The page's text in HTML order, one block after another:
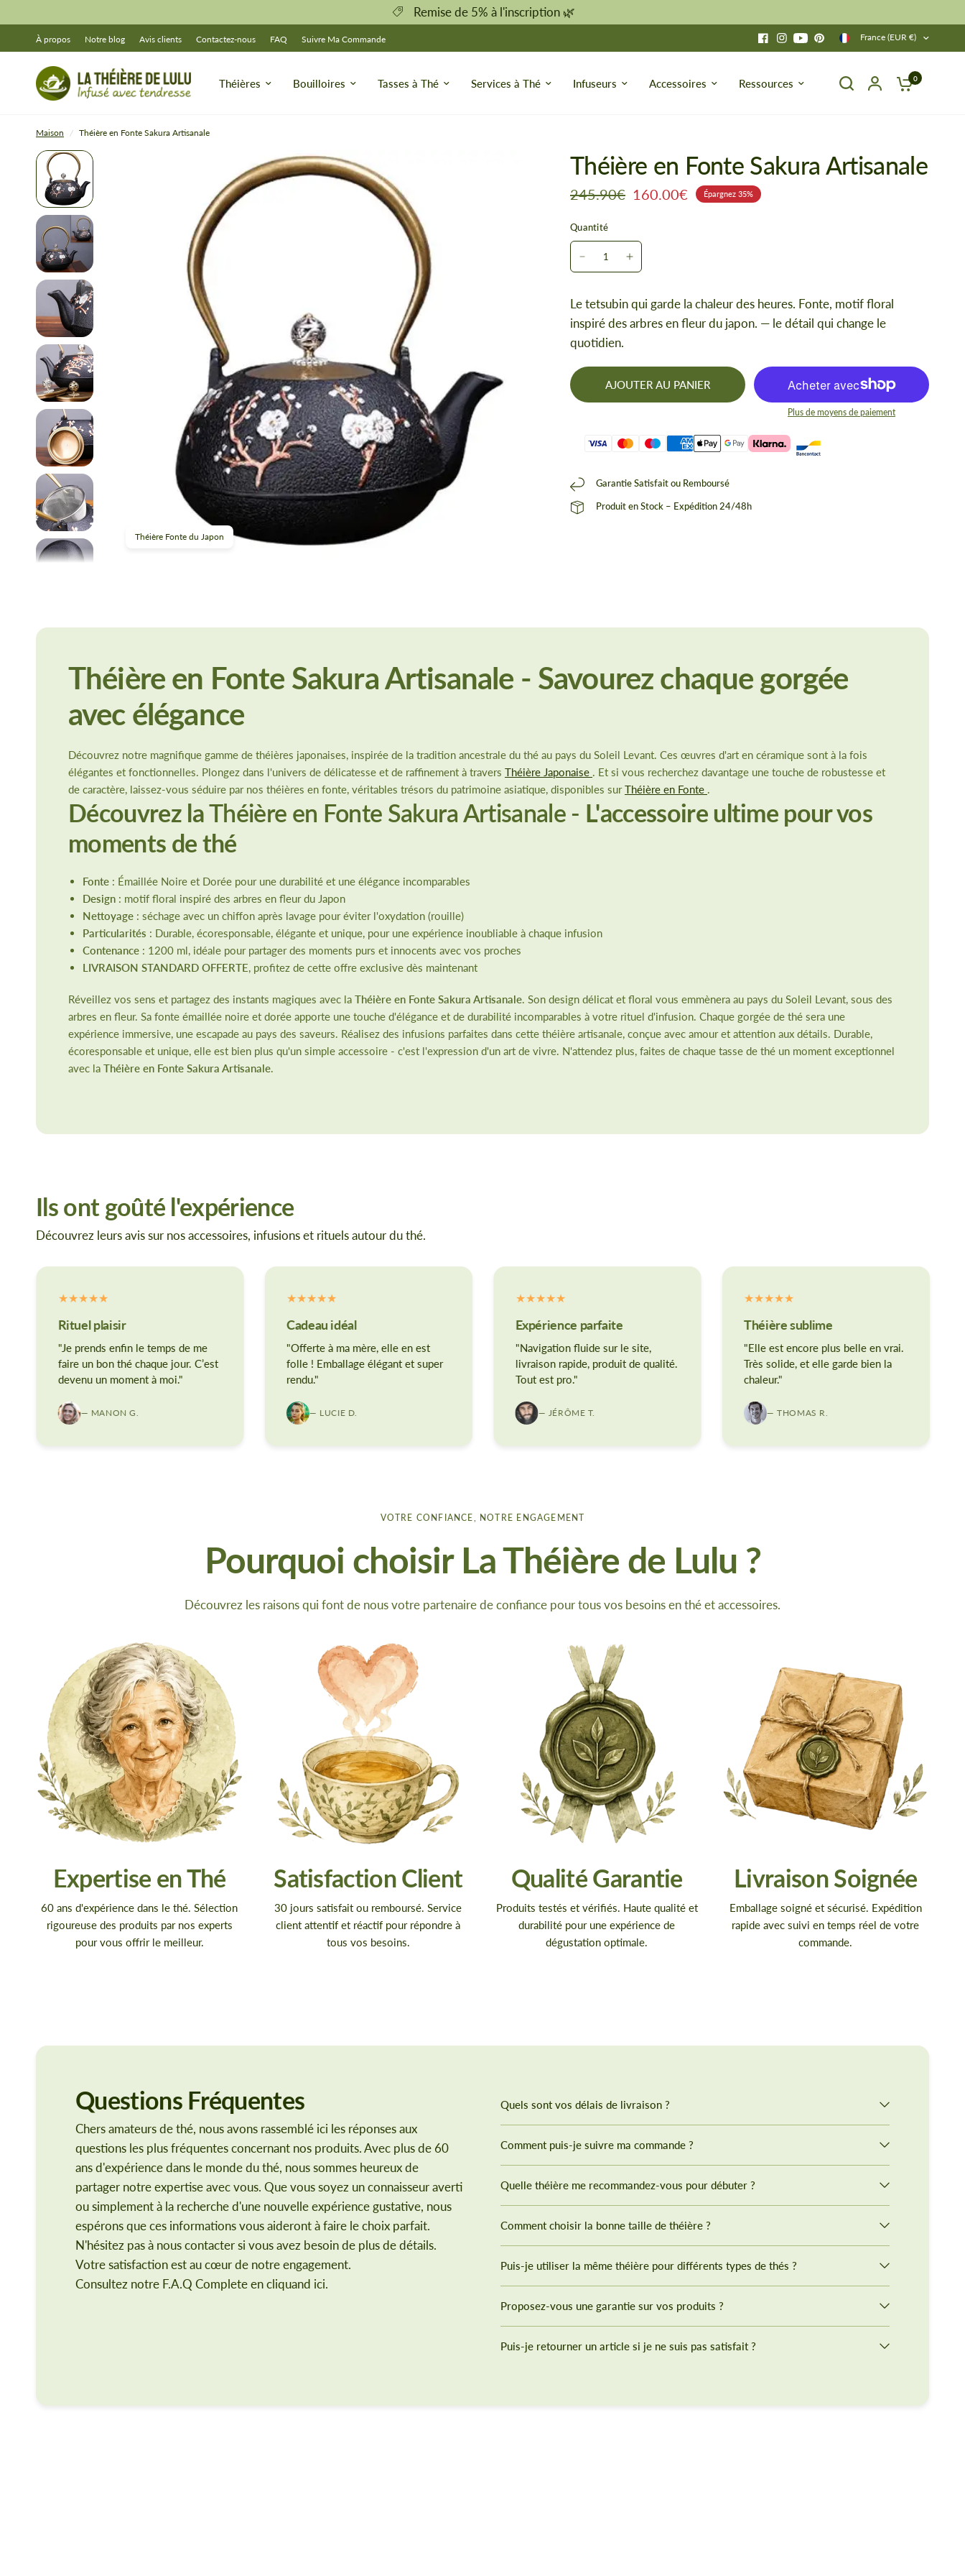
Remise de 5% à l'inscription 🌿
À propos Notre blog Avis clients Contactez-nous FAQ Suivre Ma Commande France (EUR €)
Théières Bouilloires Tasses à Thé Services à Thé Infuseurs Accessoires Ressources 0
Maison / Théière en Fonte Sakura Artisanale
Théière Fonte du Japon
Théière en Fonte Sakura Artisanale
245.90€ 160.00€ Épargnez 35%
Quantité
Le tetsubin qui garde la chaleur des heures. Fonte, motif floral
inspiré des arbres en fleur du japon. — le détail qui change le
quotidien.
AJOUTER AU PANIER
Plus de moyens de paiement
Garantie Satisfait ou Remboursé
Produit en Stock – Expédition 24/48h
Théière en Fonte Sakura Artisanale - Savourez chaque gorgée
avec élégance
Découvrez notre magnifique gamme de théières japonaises, inspirée de la tradition ancestrale du thé au pays du Soleil Levant. Ces œuvres d'art en céramique sont à la fois
élégantes et fonctionnelles. Plongez dans l'univers de délicatesse et de raffinement à travers Théière Japonaise . Et si vous recherchez davantage une touche de robustesse et
de caractère, laissez-vous séduire par nos théières en fonte, véritables trésors du patrimoine asiatique, disponibles surThéière en Fonte .
Découvrez laThéière en Fonte Sakura Artisanale - L'accessoire ultime pour vos
moments de thé
Fonte : Émaillée Noire et Dorée pour une durabilité et une élégance incomparables
Design : motif floral inspiré des arbres en fleur du Japon
Nettoyage : séchage avec un chiffon après lavage pour éviter l'oxydation (rouille)
Particularités : Durable, écoresponsable, élégante et unique, pour une expérience inoubliable à chaque infusion
Contenance : 1200 ml, idéale pour partager des moments purs et innocents avec vos proches
LIVRAISON STANDARD OFFERTE, profitez de cette offre exclusive dès maintenant
Réveillez vos sens et partagez des instants magiques avec laThéière en Fonte Sakura Artisanale. Son design délicat et floral vous emmènera au pays du Soleil Levant, sous des
arbres en fleur. Sa fonte émaillée noire et dorée apporte une touche d'élégance et de durabilité incomparables à votre rituel d'infusion. Chaque gorgée de thé sera une
expérience immersive, une escapade au pays des saveurs. Réalisez des infusions parfaites dans cette théière artisanale, conçue avec amour et attention aux détails. Durable,
écoresponsable et unique, elle est bien plus qu'un simple accessoire - c'est l'expression d'un art de vivre. N'attendez plus, faites de chaque tasse de thé un moment exceptionnel
avec laThéière en Fonte Sakura Artisanale.
Ils ont goûté l'expérience
Découvrez leurs avis sur nos accessoires, infusions et rituels autour du thé.
Rituel plaisir
"Je prends enfin le temps de me
faire un bon thé chaque jour. C’est
devenu un moment à moi."
— MANON G.
Cadeau idéal
"Offerte à ma mère, elle en est
folle ! Emballage élégant et super
rendu."
— LUCIE D.
Expérience parfaite
"Navigation fluide sur le site,
livraison rapide, produit de qualité.
Tout est pro."
— JÉRÔME T.
Théière sublime
"Elle est encore plus belle en vrai.
Très solide, et elle garde bien la
chaleur."
— THOMAS R.
VOTRE CONFIANCE, NOTRE ENGAGEMENT
Pourquoi choisir La Théière de Lulu ?
Découvrez les raisons qui font de nous votre partenaire de confiance pour tous vos besoins en thé et accessoires.
Expertise en Thé
60 ans d'expérience dans le thé. Sélection
rigoureuse des produits par nos experts
pour vous offrir le meilleur.
Satisfaction Client
30 jours satisfait ou remboursé. Service
client attentif et réactif pour répondre à
tous vos besoins.
Qualité Garantie
Produits testés et vérifiés. Haute qualité et
durabilité pour une expérience de
dégustation optimale.
Livraison Soignée
Emballage soigné et sécurisé. Expédition
rapide avec suivi en temps réel de votre
commande.
QuestionsFréquentes
Chers amateurs de thé, nous avons rassemblé ici les réponses aux
questions les plus fréquentes concernant nos produits. Avec plus de 60
ans d'expérience dans le monde du thé, nous sommes heureux de
partager notre expertise avec vous. Que vous soyez un connaisseur averti
ou simplement à la recherche d'une nouvelle expérience gustative, nous
espérons que ces informations vous aideront à faire le choix parfait.
N'hésitez pas à nous contacter si vous avez besoin de plus de détails.
Votre satisfaction est au cœur de notre engagement.
Consultez notre F.A.Q Complete en cliquand ici.
Quels sont vos délais de livraison ?
Comment puis-je suivre ma commande ?
Quelle théière me recommandez-vous pour débuter ?
Comment choisir la bonne taille de théière ?
Puis-je utiliser la même théière pour différents types de thés ?
Proposez-vous une garantie sur vos produits ?
Puis-je retourner un article si je ne suis pas satisfait ?